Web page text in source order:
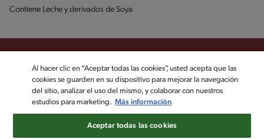
Contiene Leche y derivados de Soya
Sigue a KLIM en las redes sociales
©2022, Nestlé. Marcas registradas por Société dels Produits Nestlé,
S.A. Vevey (Suiza)
Al hacer clic en “Aceptar todas las cookies”, usted acepta que las
cookies se guarden en su dispositivo para mejorar la navegación
del sitio, analizar el uso del mismo, y colaborar con nuestros
estudios para marketing. Más información
Aceptar todas las cookies